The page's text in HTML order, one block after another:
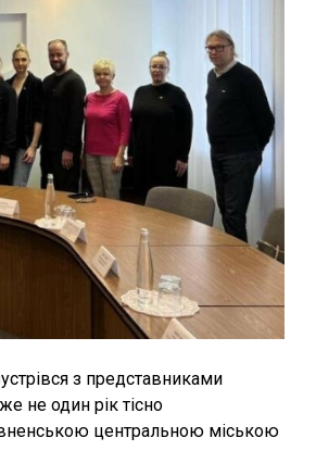
з представниками
не один рік тісно
центральною міською